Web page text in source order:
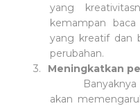
yang
kemampan
yang kreatif dan
perubahan.
3.
Meningkatkan
akan